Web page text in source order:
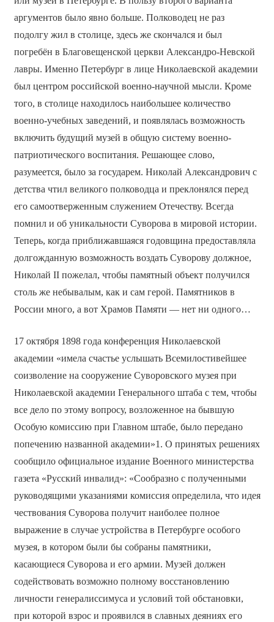
аргументов было явно больше. Полководец не раз
подолгу жил в столице, здесь же скончался и был
погребён в Благовещенской церкви Александро-Невской
лавры. Именно Петербург в лице Николаевской академии
был центром российской военно-научной мысли. Кроме
того, в столице находилось наибольшее количество
военно-учебных заведений, и появлялась возможность
включить будущий музей в общую систему военно-
патриотического воспитания. Решающее слово,
разумеется, было за государем. Николай Александрович с
детства чтил великого полководца и преклонялся перед
его самоотверженным служением Отечеству. Всегда
помнил и об уникальности Суворова в мировой истории.
Теперь, когда приближавшаяся годовщина предоставляла
долгожданную возможность воздать Суворову должное,
Николай II пожелал, чтобы памятный объект получился
столь же небывалым, как и сам герой. Памятников в
России много, а вот Храмов Памяти — нет ни одного…
17 октября 1898 года конференция Николаевской
академии «имела счастье услышать Всемилостивейшее
соизволение на сооружение Суворовского музея при
Николаевской академии Генерального штаба с тем, чтобы
все дело по этому вопросу, возложенное на бывшую
Особую комиссию при Главном штабе, было передано
попечению названной академии»1. О принятых решениях
сообщило официальное издание Военного министерства
газета «Русский инвалид»: «Сообразно с полученными
руководящими указаниями комиссия определила, что идея
чествования Суворова получит наиболее полное
выражение в случае устройства в Петербурге особого
музея, в котором были бы собраны памятники,
касающиеся Суворова и его армии. Музей должен
содействовать возможно полному восстановлению
личности генералиссимуса и условий той обстановки,
при которой взрос и проявился в славных деяниях его